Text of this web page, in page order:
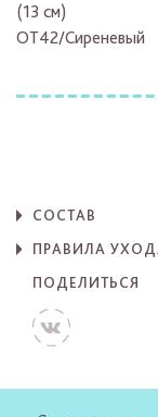
(13 см)
OT42/Cиреневый
СОСТАВ
ПРАВИЛА
ПОДЕЛИТЬСЯ